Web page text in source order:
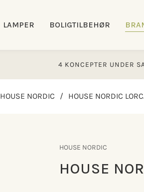
LAMPER BOLIGTILBEHØR
4 KONCEPTER UNDER SAMME
HOUSE NORDIC / HOUSE NORDIC
HOUSE NORDIC
HOUSE